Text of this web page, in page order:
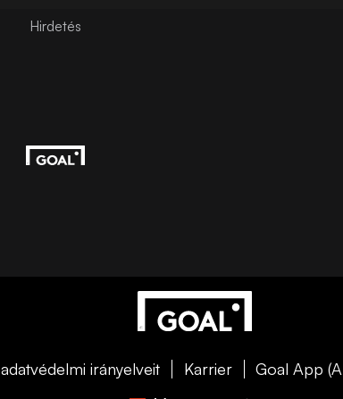
adatvédelmi irányelveit Karrier Goal App